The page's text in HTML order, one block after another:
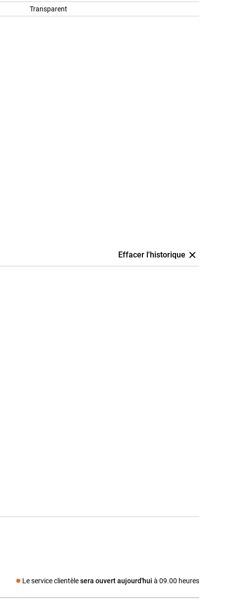
Transparent
Effacer l'historique
Le service clientèlesera ouvert aujourd'hui à 09.00 heures
Média social